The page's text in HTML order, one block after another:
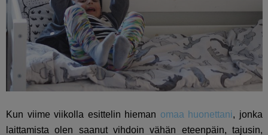
Kun viime viikolla esittelin hieman omaa huonettani, jonka
laittamista olen saanut vihdoin vähän eteenpäin, tajusin,